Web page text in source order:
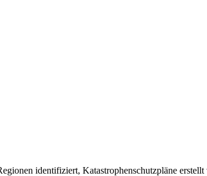
identifiziert, Katastrophenschutzpläne